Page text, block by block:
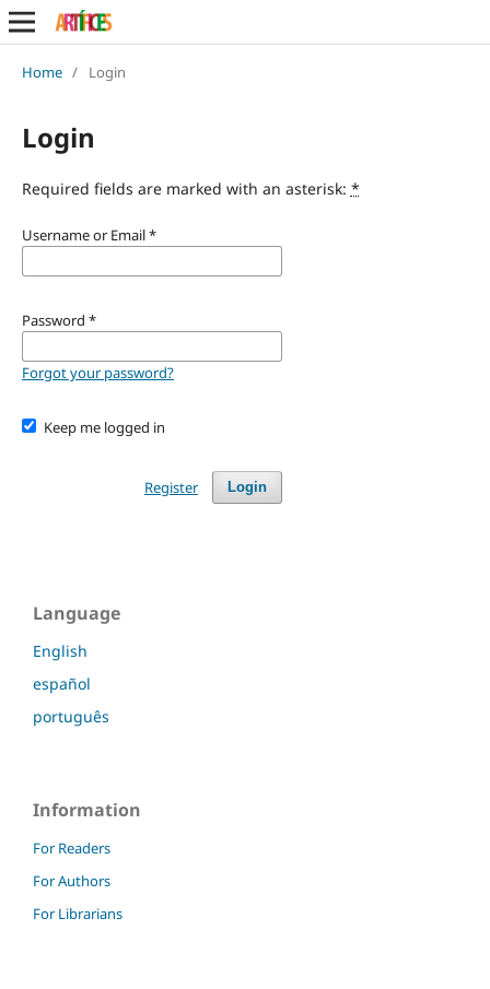
Home / Login
Login
Required fields are marked with an asterisk: *
Username or Email*
Password *
Forgot your password?
Keep me logged in
Login
Register
Language
English
español
português
Information
For Readers
For Authors
For Librarians